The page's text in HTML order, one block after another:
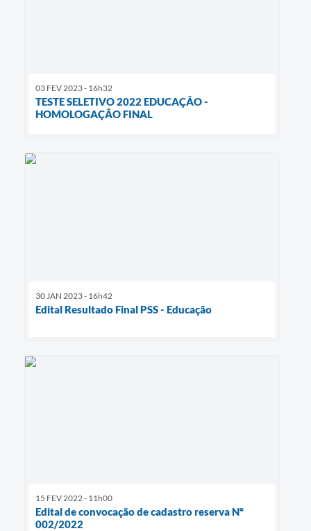
03 FEV 2023 - 16h32
TESTE SELETIVO 2022 EDUCAÇÂO -
HOMOLOGAÇÂO FINAL
30 JAN 2023 - 16h42
Edital Resultado Final PSS - Educação
15 FEV 2022 - 11h00
Edital de convocação de cadastro reserva Nº
002/2022